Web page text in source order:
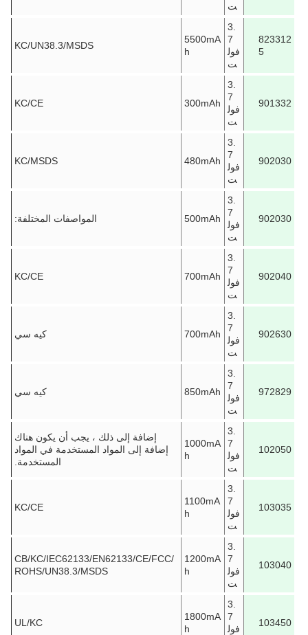
ت
823312
5
3.
7
فول
ت
5500mA
h
KC/UN38.3/MSDS
901332
3.
7
فول
ت
300mAh
KC/CE
902030
3.
7
فول
ت
480mAh
KC/MSDS
902030
3.
7
فول
ت
500mAh المواصفات المختلفة:
902040
3.
7
فول
ت
700mAh
KC/CE
902630
3.
7
فول
ت
700mAh كيه سي
972829
3.
7
فول
ت
850mAh كيه سي
102050
3.
7
فول
ت
1000mA
h
إضافة إلى ذلك ، يجب أن يكون هناك
إضافة إلى المواد المستخدمة في المواد
المستخدمة.
103035
3.
7
فول
ت
1100mA
h
KC/CE
103040
3.
7
فول
ت
1200mA
h
CB/KC/IEC62133/EN62133/CE/FCC/
ROHS/UN38.3/MSDS
103450
3.
7
فول
1800mA
h
UL/KC